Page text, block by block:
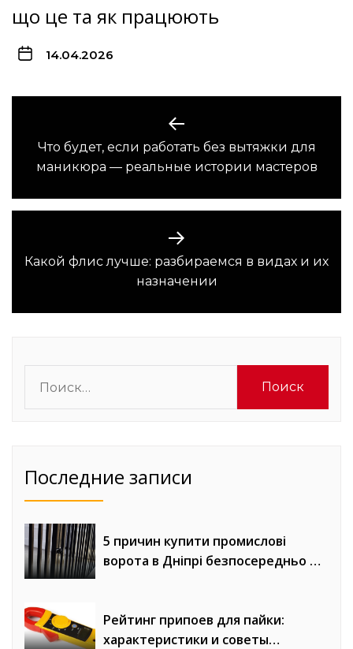
що це та як працюють
14.04.2026
записям
Предыдущая
запись:
Что будет, если работать без вытяжки для
маникюра — реальные истории мастеров
Следующая
запись:
Какой флис лучше: разбираемся в видах и их
назначении
Последние записи
5 причин купити промислові
ворота в Дніпрі безпосередньо у
Рейтинг припоев для пайки:
характеристики и советы